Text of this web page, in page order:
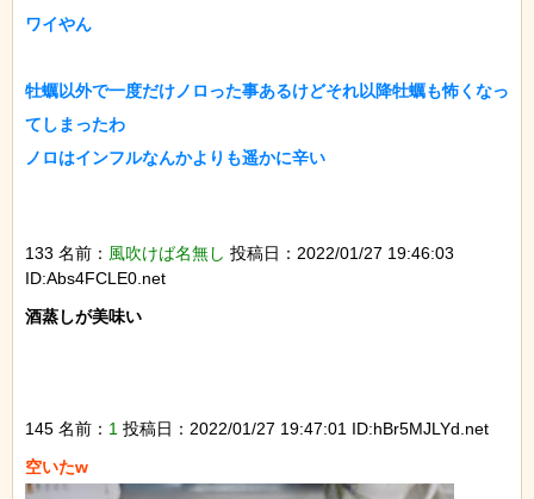
ワイやん
牡蠣以外で一度だけノロった事あるけどそれ以降牡蠣も怖くなっ
てしまったわ
ノロはインフルなんかよりも遥かに辛い
133 名前： 風吹けば名無し 投稿日：2022/01/27 19:46:03
ID:Abs4FCLE0.net
酒蒸しが美味い
145 名前： 1 投稿日：2022/01/27 19:47:01 ID:hBr5MJLYd.net